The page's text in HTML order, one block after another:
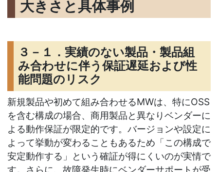
大きさと具体事例
３－１．実績のない製品・製品組
み合わせに伴う保証遅延および性
能問題のリスク
新規製品や初めて組み合わせるMWは、特にOSS
を含む構成の場合、商用製品と異なりベンダーに
よる動作保証が限定的です。バージョンや設定に
よって挙動が変わることもあるため「この構成で
安定動作する」という確証が得にくいのが実情で
す。さらに、故障発生時にベンダーサポートが受